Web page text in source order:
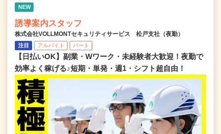
NEW
誘導案内スタッフ
株式会社VOLLMONTセキュリティサービス 松戸支社（夜勤）
注目 アルバイト パート
【日払いOK】副業・Wワーク・未経験者大歓迎！夜勤で
効率よく稼げる♪短期・単発・週1・シフト超自由！